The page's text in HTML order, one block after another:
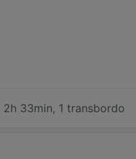
2h 33min, 1 transbordo